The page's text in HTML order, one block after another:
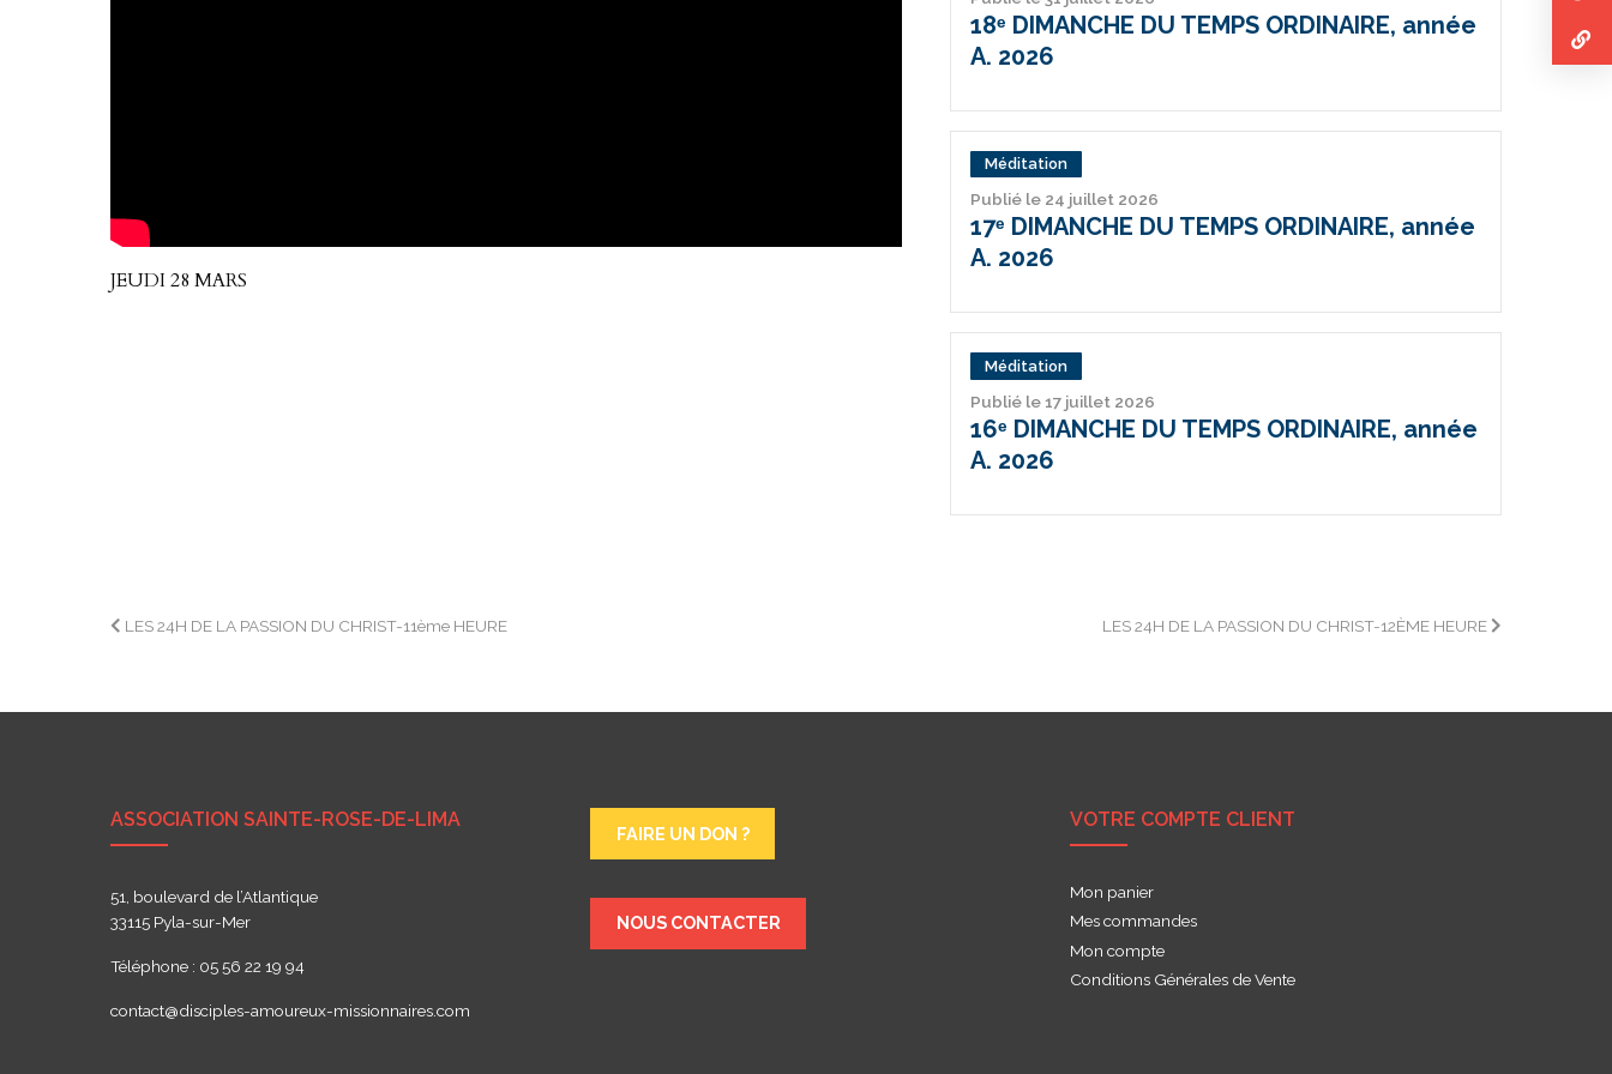
JEUDI 28 MARS
18ᵉ DIMANCHE DU TEMPS ORDINAIRE, année
A. 2026
Méditation
Publié le 24 juillet 2026
17ᵉ DIMANCHE DU TEMPS ORDINAIRE, année
A. 2026
Méditation
Publié le 17 juillet 2026
16ᵉ DIMANCHE DU TEMPS ORDINAIRE, année
A. 2026
Navigation
LES 24H DE LA PASSION DU CHRIST-11ème HEURE LES 24H DE LA PASSION DU CHRIST-12ÈME HEURE
ASSOCIATION SAINTE-ROSE-DE-LIMA
51, boulevard de l’Atlantique
33115 Pyla-sur-Mer
Téléphone : 05 56 22 19 94
contact@disciples-amoureux-missionnaires.com
FAIRE UN DON ?
NOUS CONTACTER
VOTRE COMPTE CLIENT
Mon panier
Mes commandes
Mon compte
Conditions Générales de Vente